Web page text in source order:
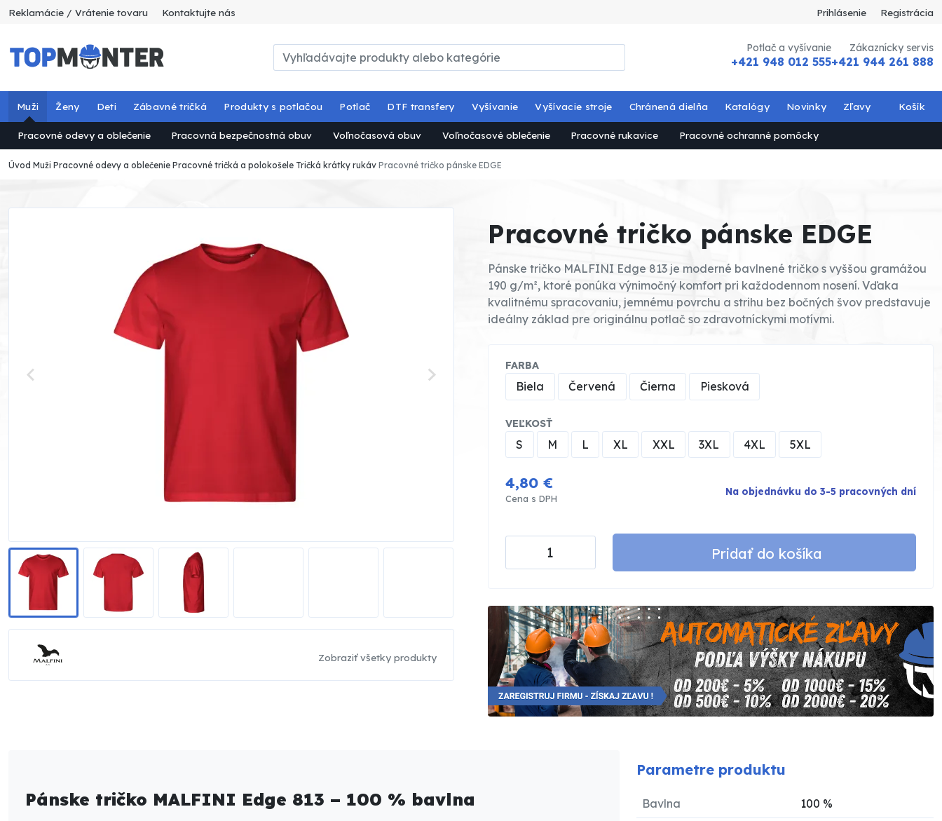
Reklamácie / Vrátenie tovaru Kontaktujte nás Prihlásenie Registrácia
Potlač a vyšívanie
+421 948 012 555
Zákaznícky servis
+421 944 261 888
Muži
Pracovné odevy a oblečenie Pracovná bezpečnostná obuv Voľnočasová obuv Voľnočasové oblečenie Pracovné rukavice Pracovné ochranné pomôcky
Ženy Deti Zábavné tričká Produkty s potlačou Potlač DTF transfery Vyšívanie Vyšívacie stroje Chránená dielňa Katalógy Novinky Zľavy Košík
Úvod Muži Pracovné odevy a oblečenie Pracovné tričká a polokošele Tričká krátky rukáv Pracovné tričko pánske EDGE
Zobraziť všetky produkty
Pracovné tričko pánske EDGE
Pánske tričko MALFINI Edge 813 je moderné bavlnené tričko s vyššou gramážou
190 g/m², ktoré ponúka výnimočný komfort pri každodennom nosení. Vďaka
kvalitnému spracovaniu, jemnému povrchu a strihu bez bočných švov predstavuje
ideálny základ pre originálnu potlač so zdravotníckymi motívmi.
FARBA
Biela Červená Čierna Piesková
VEĽKOSŤ
S M L XL XXL 3XL 4XL 5XL
4,80 €
Cena s DPH
Na objednávku do 3-5 pracovných dní
Pridať do košíka
Pánske tričko MALFINI Edge 813 – 100 % bavlna
Parametre produktu
Bavlna 100 %